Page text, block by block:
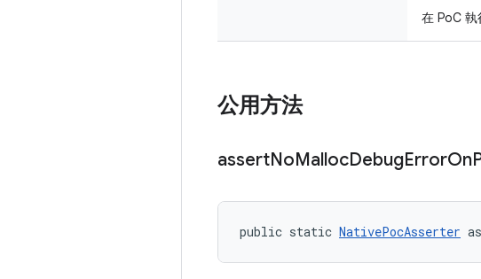
在 PoC
公用方法
assertNoMallocDebugErrorOn
public static NativePocAsserter